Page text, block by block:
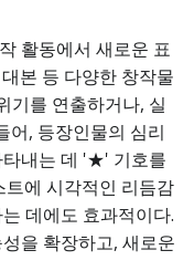
활동에서 새로운 표
본 등 다양한 창작물
를 연출하거나, 실
어, 등장인물의 심리
타내는 데 '★' 기호를
에 시각적인 리듬감
데에도 효과적이다.
을 확장하고, 새로운